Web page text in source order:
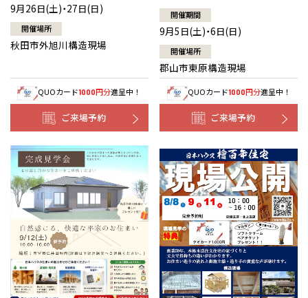
9月26日(土)・27日(日)
開催場所
秋田市外旭川構造現場
QUOカード1000円分進呈中！
ご来場予約
開催期間
9月5日(土)・6日(日)
開催場所
郡山市東原構造現場
QUOカード1000円分進呈中！
ご来場予約